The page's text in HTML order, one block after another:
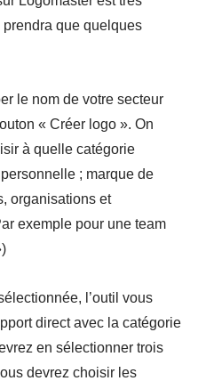
que quelques
le nom de votre secteur
« Créer logo ». On
à quelle catégorie
; marque de
organisations et
exemple pour une team
l’outil vous
direct avec la catégorie
en sélectionner trois
devrez choisir les